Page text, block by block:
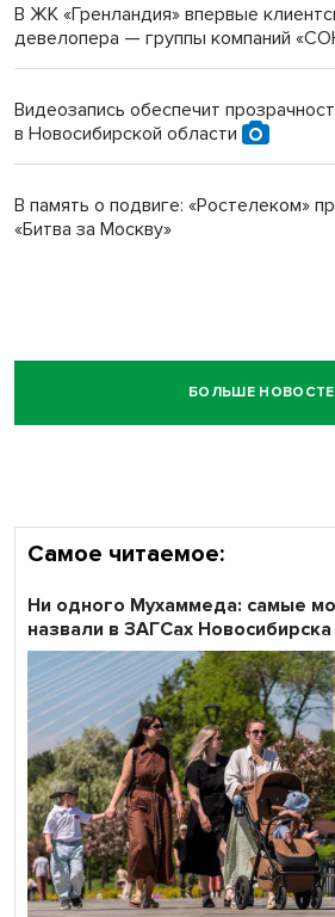
В ЖК «Гренландия» впервые
девелопера — группы компаний
Видеозапись обеспечит
в Новосибирской области
В память о подвиге: «Ростелеком»
«Битва за Москву»
БОЛЬШЕ
Самое читаемое:
Ни одного Мухаммеда: самые
назвали в ЗАГСах Новосибирска